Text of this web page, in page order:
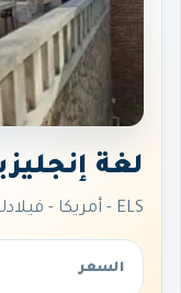
لغة
ELS - أمريكا - فيلادلفيا
السعر